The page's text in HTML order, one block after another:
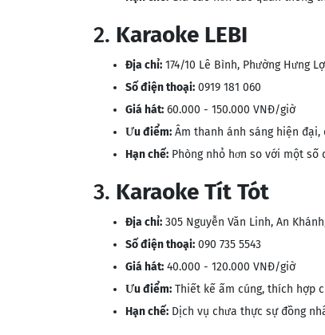
2. Karaoke LEBI
Địa chỉ: 174/10 Lê Bình, Phường Hưng
Số điện thoại: 0919 181 060
Giá hát: 60.000 - 150.000 VNĐ/giờ
Ưu điểm: Âm thanh ánh sáng hiện
Hạn chế: Phòng nhỏ hơn so với một số
3. Karaoke Tít Tót
Địa chỉ: 305 Nguyễn Văn Linh, An
Số điện thoại: 090 735 5543
Giá hát: 40.000 - 120.000 VNĐ/giờ
Ưu điểm: Thiết kế ấm cúng, thích hợp
Hạn chế: Dịch vụ chưa thực sự đồng